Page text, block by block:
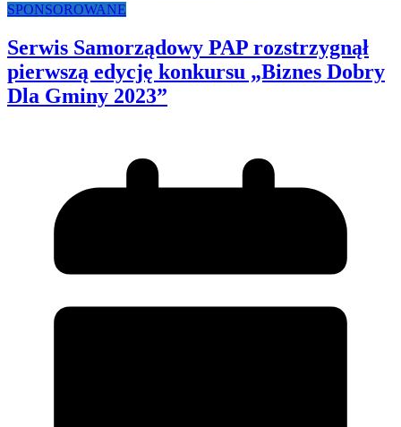
SPONSOROWANE
Serwis Samorządowy PAP rozstrzygnął
pierwszą edycję konkursu „Biznes Dobry
Dla Gminy 2023”